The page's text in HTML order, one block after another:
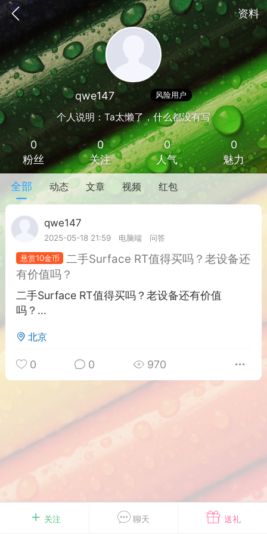
资料
手机
游戏
问答
排行
VIP 7
29 21:24
网盘下载
Laptop Go 2 i5/8/128 – Windows
关注 聊天 送礼
qwe147 Lv 1 风险用户
个人说明：Ta太懒了，什么都没有写
0
粉丝
0
关注
0
人气
0
魅力
全部 动态 文章 视频 红包
qwe147
2025-05-18 21:59
电脑端 问答
悬赏10金币
二手Surface RT值得买吗？老设备还
有价值吗？
二手Surface RT值得买吗？老设备还有价值
吗？...
北京
0 0 970